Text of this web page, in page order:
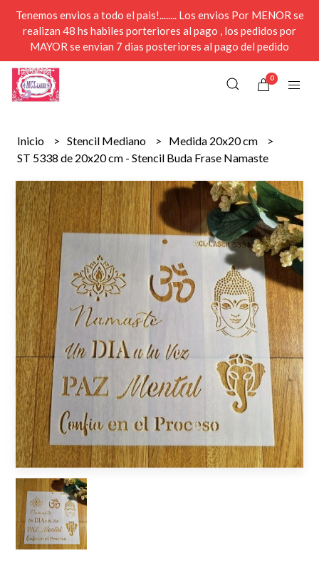
Tenemos envios a todo el pais!........ Los envios Por MENOR se
realizan 48 hs habiles porteriores al pago , los pedidos por
MAYOR se envian 7 dias posteriores al pago del pedido
0
Inicio Stencil Mediano
Medida 20x20 cm
ST 5338 de 20x20 cm - Stencil Buda Frase Namaste